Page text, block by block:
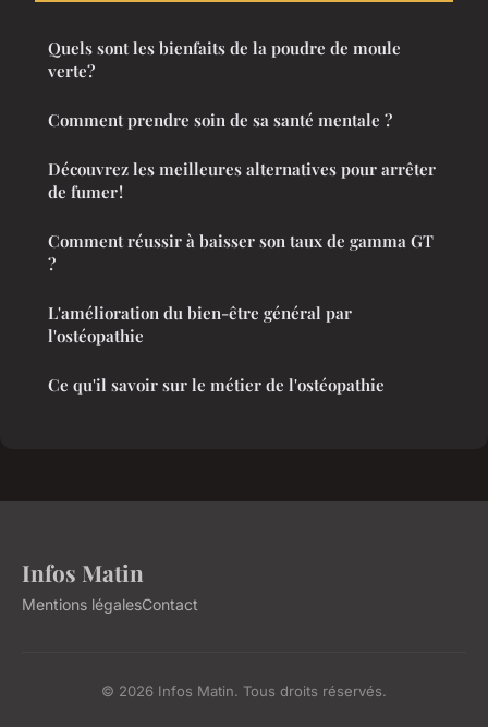
Quels sont les bienfaits de la poudre de moule
verte?
Comment prendre soin de sa santé mentale ?
Découvrez les meilleures alternatives pour arrêter
de fumer !
Comment réussir à baisser son taux de gamma GT
?
L'amélioration du bien-être général par
l'ostéopathie
Ce qu'il savoir sur le métier de l'ostéopathie
Infos Matin
Mentions légalesContact
© 2026 Infos Matin. Tous droits réservés.